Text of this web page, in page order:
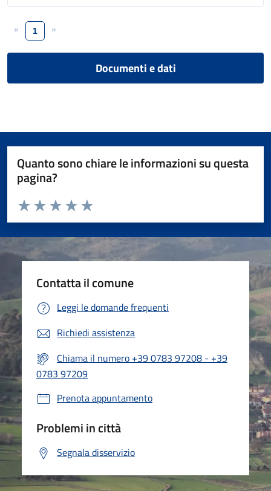
« 1 »
Documenti e dati
Quanto sono chiare le informazioni su questa
pagina?
Valuta da 1 a 5 stelle la pagina
Valuta 5 stelle su 5
Valuta 4 stelle su 5
Valuta 3 stelle su 5
Valuta 2 stelle su 5
Valuta 1 stelle su 5
Contatta il comune
Leggi le domande frequenti
Richiedi assistenza
Chiama il numero +39 0783 97208 - +39
0783 97209
Prenota appuntamento
Problemi in città
Segnala disservizio